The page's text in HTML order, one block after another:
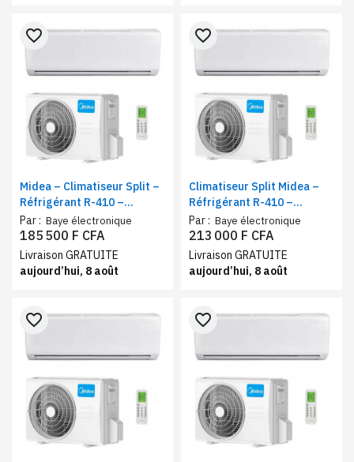
Midea – Climatiseur Split –
Réfrigérant R-410 –
Fonction Nuit – 9000 BTU
Par : Baye électronique
favorite_border
185 500 F CFA
Livraison GRATUITE
aujourd’hui, 8 août
Climatiseur Split Midea –
Réfrigérant R-410 –
Capacité de
refroidissement 12000
BTU, Télécommande
Intelligente
Par : Baye électronique
favorite_border
213 000 F CFA
Livraison GRATUITE
aujourd’hui, 8 août
favorite_border favorite_border